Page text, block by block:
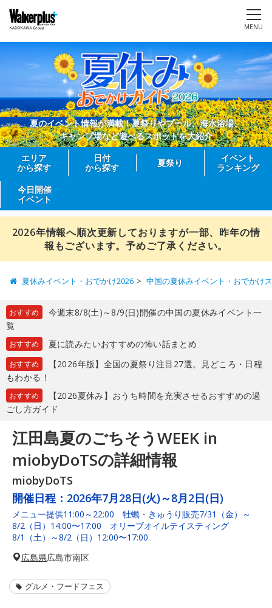
MENU
夏のイベント情報が満載！夏祭りやプール、海水浴場、
キャンプ場など遊べるスポットを大紹介
エリア
から探す
日付
から探す
夏祭り
イベント
ランキング
今日開催
イベント
2026年情報へ順次更新しておりますが一部、昨年の情
報もございます。予めご了承ください。
夏休みイベント・おでかけ2026 中国の夏休みイベント・おでかけ
おすすめ
今週末8/8(土)～8/9(日)開催の中国の夏休みイベント一
覧
おすすめ 夏に読みたいおすすめの怖い話まとめ
おすすめ
【2026年版】全国の夏祭り注目27選。見どころ・日程
もわかる！
おすすめ
【2026夏休み】おうち時間を充実させるおすすめの過
ごし方ガイド
江田島夏のごちそうWEEK in
miobyDoTSの詳細情報
miobyDoTS
開催日程： 2026年7月28日(火)～8月2日(日)
メニュー提供11:00～22:00 牡蠣・きゅうり販売7/31（金）～
8/2（日）14:00〜17:00 オリーブオイルテイスティング
8/1（土）～8/2（日）12:00〜17:00
広島県広島市南区
グルメ・フードフェス